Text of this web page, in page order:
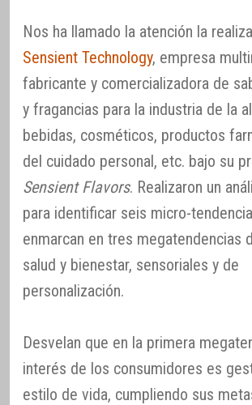
Nos ha llamado la atención la
Sensient Technology, empresa
fabricante y comercializadora de
y fragancias para la industria de la
bebidas, cosméticos, productos
del cuidado personal, etc. bajo su
Sensient Flavors. Realizaron un
para identificar seis micro-
enmarcan en tres megatendencias
salud y bienestar, sensoriales y de
personalización.
Desvelan que en la primera
interés de los consumidores es
estilo de vida, cumpliendo sus